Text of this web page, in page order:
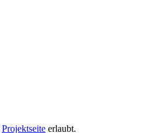
Projektseite erlaubt.